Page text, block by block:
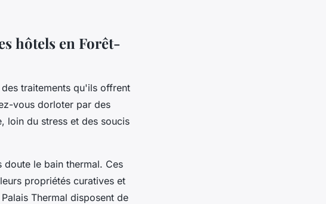
hôtels en Forêt-
traitements qu'ils offrent
vous dorloter par des
loin du stress et des soucis
doute le bain thermal. Ces
propriétés curatives et
Palais Thermal disposent de